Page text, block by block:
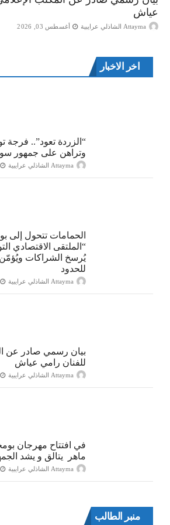
عياش
Attayma الشاذلي عرايبية أغسطس 03, 2026
اخر الاخبار
“الزردة تعود”.. فرجة
وتراهن على جمهور
Attayma الشاذلي عرايبية
الحمامات تتحول إلى
“الملتقى الاقتصادي
يُرسخ الشراكات ويُؤمّن
للحدود
Attayma الشاذلي عرايبية
بيان رسمي صادر عن
للفنان رامي عياش
Attayma الشاذلي عرايبية
في افتتاح مهرجان
ماهر يتالق و يشد
Attayma الشاذلي عرايبية
منبر الطالب